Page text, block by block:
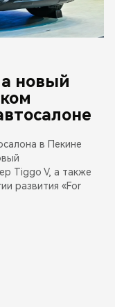
новый
в Пекине
Tiggo V, а также
развития «For